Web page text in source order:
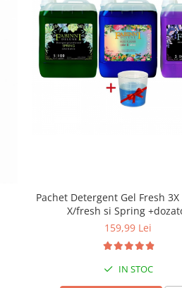
Pachet Detergent Gel Fresh 3X
X/fresh si Spring
cadou+transport
159,99 Lei
IN STOC